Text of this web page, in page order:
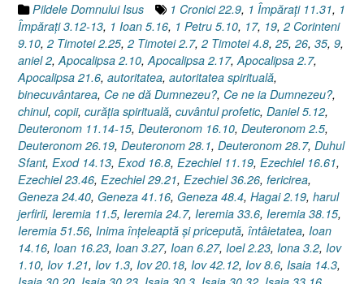
dă
/
ia)”
Pildele Domnului Isus 1 Cronici 22.9, 1 Împăraţi 11.31, 1
Împăraţi 3.12-13, 1 Ioan 5.16, 1 Petru 5.10, 17, 19, 2 Corinteni
9.10, 2 Timotei 2.25, 2 Timotei 2.7, 2 Timotei 4.8, 25, 26, 35, 9,
aniel 2,Apocalipsa 2.10,Apocalipsa 2.17,Apocalipsa 2.7,
Apocalipsa 21.6, autoritatea, autoritatea spirituală,
binecuvântarea, Ce ne dă Dumnezeu?, Ce ne ia Dumnezeu?,
chinul, copii, curăţia spirituală, cuvântul profetic, Daniel 5.12,
Deuteronom 11.14-15, Deuteronom 16.10, Deuteronom 2.5,
Deuteronom 26.19, Deuteronom 28.1, Deuteronom 28.7, Duhul
Sfant, Exod 14.13, Exod 16.8, Ezechiel 11.19, Ezechiel 16.61,
Ezechiel 23.46, Ezechiel 29.21, Ezechiel 36.26, fericirea,
Geneza 24.40, Geneza 41.16, Geneza 48.4, Hagai 2.19, harul
jerfirii, Ieremia 11.5, Ieremia 24.7, Ieremia 33.6, Ieremia 38.15,
Ieremia 51.56, Inima înţeleaptă şi pricepută, întâietatea, Ioan
14.16, Ioan 16.23, Ioan 3.27, Ioan 6.27, Ioel 2.23, Iona 3.2, Iov
1.10, Iov 1.21, Iov 1.3, Iov 20.18, Iov 42.12, Iov 8.6, Isaia 14.3,